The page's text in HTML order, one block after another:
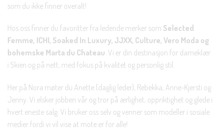
som du ikke finner overalt!
Hos oss finner du favoritter fra ledende merker som Selected
Femme, ICHI, Soaked In Luxury, JJXX, Culture, Vero Moda og
bohemske Marta du Chateau. Vi er din destinasjon for dameklær
i Skien og på nett, med fokus på kvalitet og personlig stil.
Her på Nora møter du Anette (daglig leder), Rebekka, Anne-Kjersti og
Jenny. Vi elsker jobben vår og tror på ærlighet, oppriktighet og glede i
hvert eneste salg. Vi bruker oss selv og venner som modeller i sosiale
medier fordi vi vil vise at mote er for alle!